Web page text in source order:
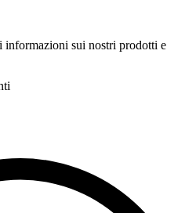
informazioni sui nostri prodotti e